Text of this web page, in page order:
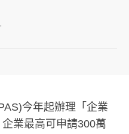
今年起辦理「企業
業最高可申請300萬